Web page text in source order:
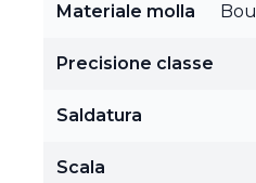
Materiale molla
Precisione classe
Saldatura
Scala